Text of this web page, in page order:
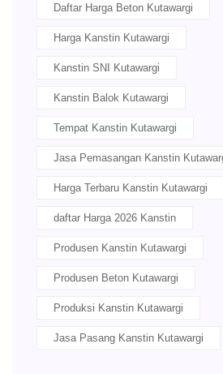
Daftar Harga Beton Kutawargi
Harga Kanstin Kutawargi
Kanstin SNI Kutawargi
Kanstin Balok Kutawargi
Tempat Kanstin Kutawargi
Jasa Pemasangan Kanstin
Harga Terbaru Kanstin Kutawargi
daftar Harga 2026 Kanstin
Produsen Kanstin Kutawargi
Produsen Beton Kutawargi
Produksi Kanstin Kutawargi
Jasa Pasang Kanstin Kutawargi